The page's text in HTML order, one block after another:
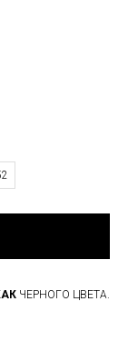
ЧЕРНОГО ЦВЕТА.